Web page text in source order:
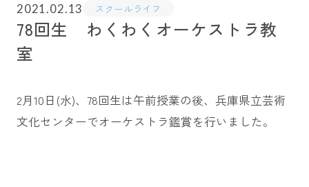
2021.02.13 スクールライフ
78回生 わくわくオーケストラ教
室
2月10日(水)、78回生は午前授業の後、兵庫県立芸術
文化センターでオーケストラ鑑賞を行いました。